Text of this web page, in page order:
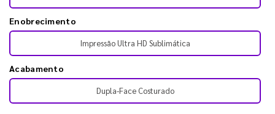
Enobrecimento
Impressão Ultra HD Sublimática
Acabamento
Dupla-Face Costurado